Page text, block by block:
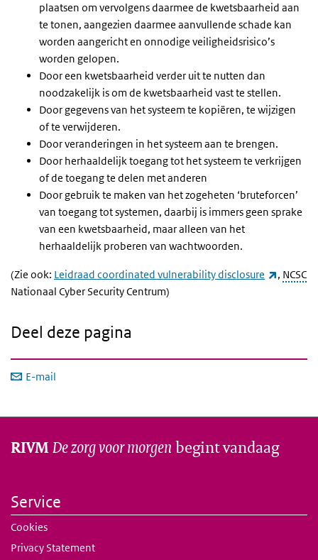
plaatsen om vervolgens daarmee de kwetsbaarheid aan
te tonen, aangezien daarmee aanvullende schade kan
worden aangericht en onnodige veiligheidsrisico’s
worden gelopen.
Door een kwetsbaarheid verder uit te nutten dan
noodzakelijk is om de kwetsbaarheid vast te stellen.
Door gegevens van het systeem te kopiëren, te wijzigen
of te verwijderen.
Door veranderingen in het systeem aan te brengen.
Door herhaaldelijk toegang tot het systeem te verkrijgen
of de toegang te delen met anderen
Door gebruik te maken van het zogeheten ‘bruteforcen’
van toegang tot systemen, daarbij is immers geen sprake
van een kwetsbaarheid, maar alleen van het
herhaaldelijk proberen van wachtwoorden.
(Zie ook: Leidraad coordinated vulnerability disclosure , NCSC
Nationaal Cyber Security Centrum)
Deel deze pagina
E-mail
RIVMDe zorg voor morgen begint vandaag
Service
Cookies
Privacy Statement